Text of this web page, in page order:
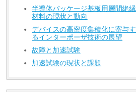
半導体パッケージ基板用層間絶縁
材料の現状と動向
デバイスの高密度集積化に寄与す
るインターポーザ技術の展望
故障と加速試験
加速試験の現状と課題